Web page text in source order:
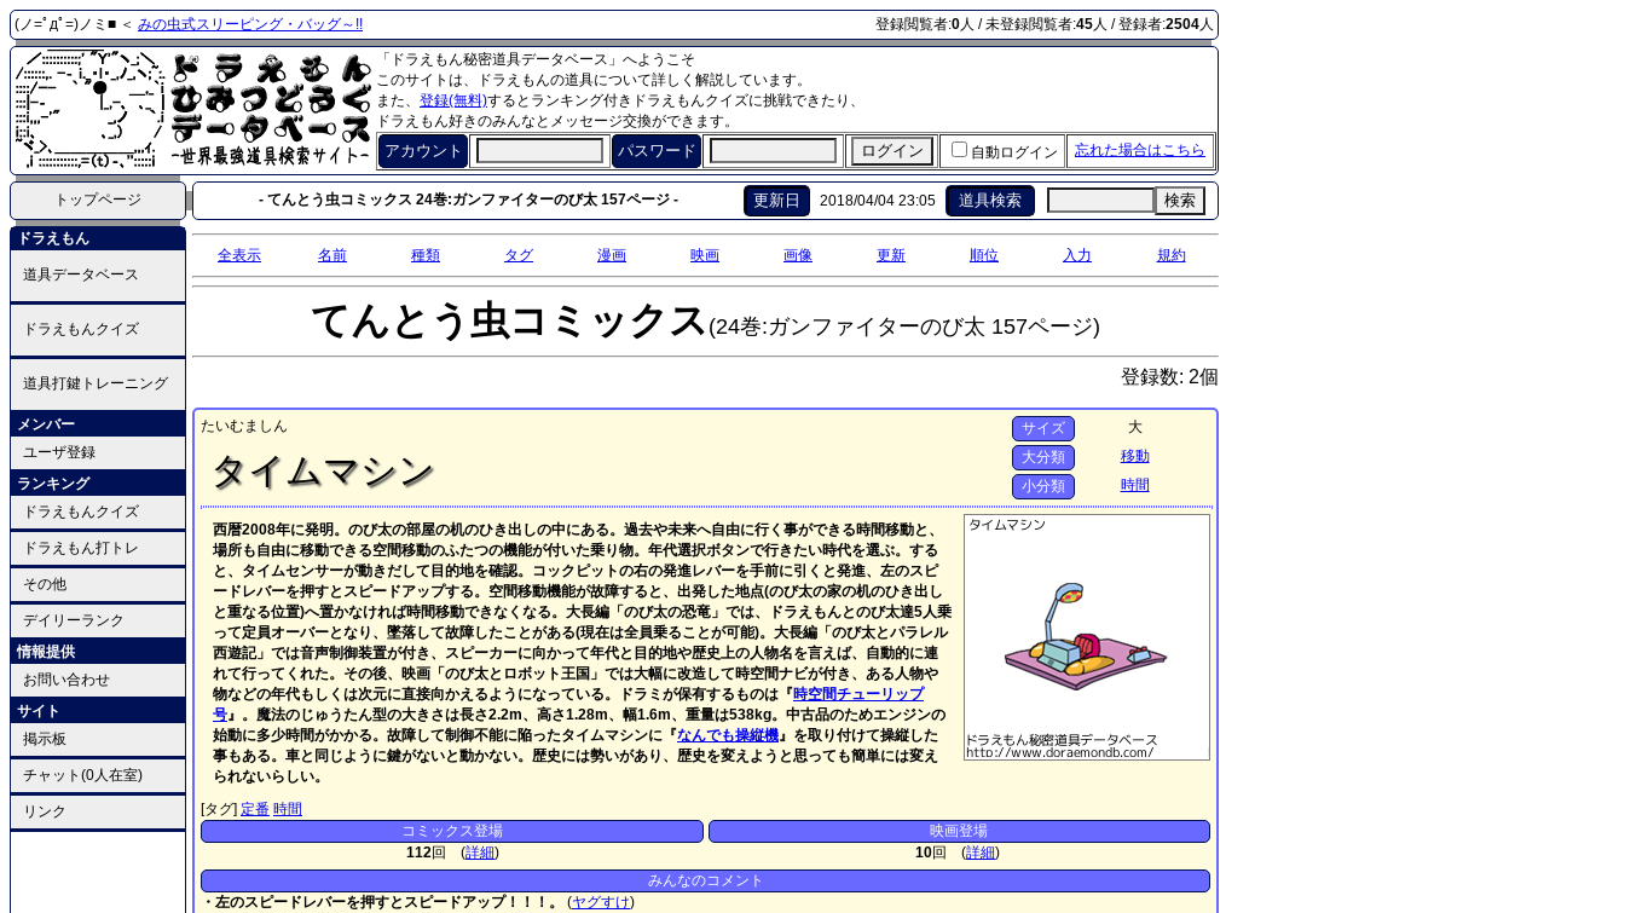
(ノ=ﾟдﾟ=)ノミ■ ＜ みの虫式スリーピング・バッグ～!! 登録閲覧者:0人 / 未登録閲覧者:45人 / 登録者:2504人
「ドラえもん秘密道具データベース」へようこそ
このサイトは、ドラえもんの道具について詳しく解説しています。
また、 登録(無料)するとランキング付きドラえもんクイズに挑戦できたり、
ドラえもん好きのみんなとメッセージ交換ができます。
アカウント パスワード 自動ログイン 忘れた場合はこちら
トップページ - てんとう虫コミックス 24巻:ガンファイターのび太 157ページ - 更新日 2018/04/04 23:05 道具検索 検索
ドラえもん
道具データベース
ドラえもんクイズ
道具打鍵トレーニング
メンバー
ユーザ登録
ランキング
ドラえもんクイズ
ドラえもん打トレ
その他
デイリーランク
情報提供
お問い合わせ
サイト
掲示板
チャット(0人在室)
リンク
全表示 名前 種類 タグ 漫画 映画 画像 更新 順位 入力 規約
てんとう虫コミックス (24巻:ガンファイターのび太 157ページ)
登録数: 2個
たいむましん
タイムマシン
サイズ
大
大分類
移動
小分類
時間
西暦2008年に発明。のび太の部屋の机のひき出しの中にある。過去や未来へ自由に行く事ができる時間移動と、
場所も自由に移動できる空間移動のふたつの機能が付いた乗り物。年代選択ボタンで行きたい時代を選ぶ。する
と、タイムセンサーが動きだして目的地を確認。コックピットの右の発進レバーを手前に引くと発進、左のスピ
ードレバーを押すとスピードアップする。空間移動機能が故障すると、出発した地点(のび太の家の机のひき出し
と重なる位置)へ置かなければ時間移動できなくなる。大長編「のび太の恐竜」では、ドラえもんとのび太達5人乗
って定員オーバーとなり、墜落して故障したことがある(現在は全員乗ることが可能)。大長編「のび太とパラレル
西遊記」では音声制御装置が付き、スピーカーに向かって年代と目的地や歴史上の人物名を言えば、自動的に連
れて行ってくれた。その後、映画「のび太とロボット王国」では大幅に改造して時空間ナビが付き、ある人物や
物などの年代もしくは次元に直接向かえるようになっている。ドラミが保有するものは『時空間チューリップ
号』。魔法のじゅうたん型の大きさは長さ2.2m、高さ1.28m、幅1.6m、重量は538kg。中古品のためエンジンの
始動に多少時間がかかる。故障して制御不能に陥ったタイムマシンに『なんでも操縦機』を取り付けて操縦した
事もある。車と同じように鍵がないと動かない。歴史には勢いがあり、歴史を変えようと思っても簡単には変え
られないらしい。
[タグ] 定番 時間
コミックス登場
112回 (詳細)
映画登場
10回 (詳細)
みんなのコメント
・左のスピードレバーを押すとスピードアップ！！！。
(ヤグすけ)